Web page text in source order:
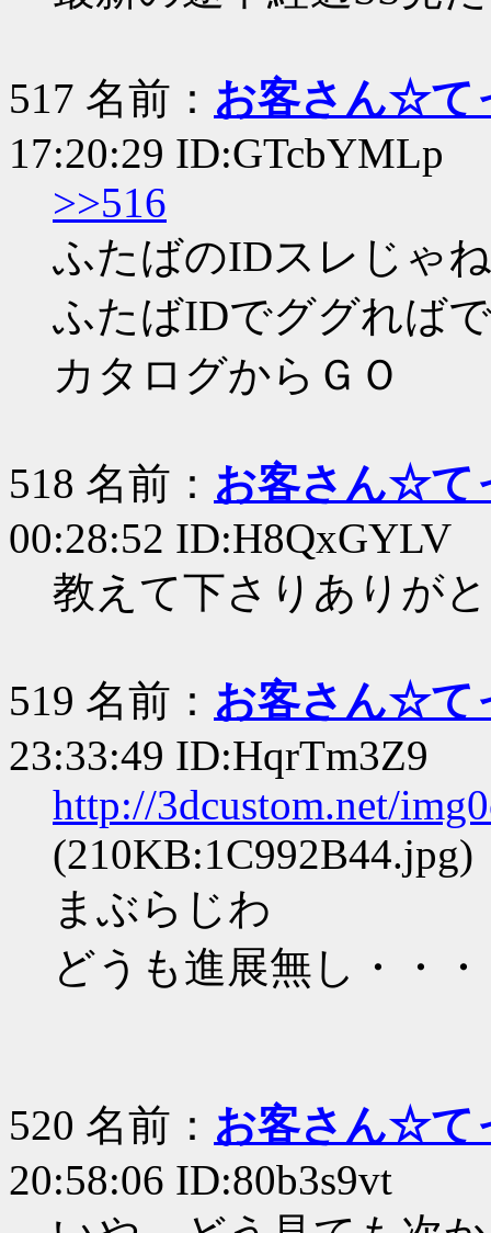
517 名前： お客さん☆て
17:20:29 ID:GTcbYMLp
>>516
ふたばのIDスレじゃ
ふたばIDでググれば
カタログからＧＯ
518 名前： お客さん☆て
00:28:52 ID:H8QxGYLV
教えて下さりありが
519 名前： お客さん☆て
23:33:49 ID:HqrTm3Z9
http://3dcustom.net/
(210KB:1C992B44.jpg)
まぶらじわ
どうも進展無し・・・
520 名前： お客さん☆て
20:58:06 ID:80b3s9vt